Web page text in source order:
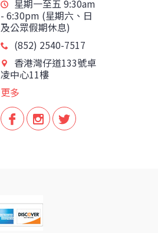
星期一至五 9:30am
- 6:30pm (星期六、日
及公眾假期休息)
(852) 2540-7517
香港灣仔道133號卓
凌中心11樓
更多